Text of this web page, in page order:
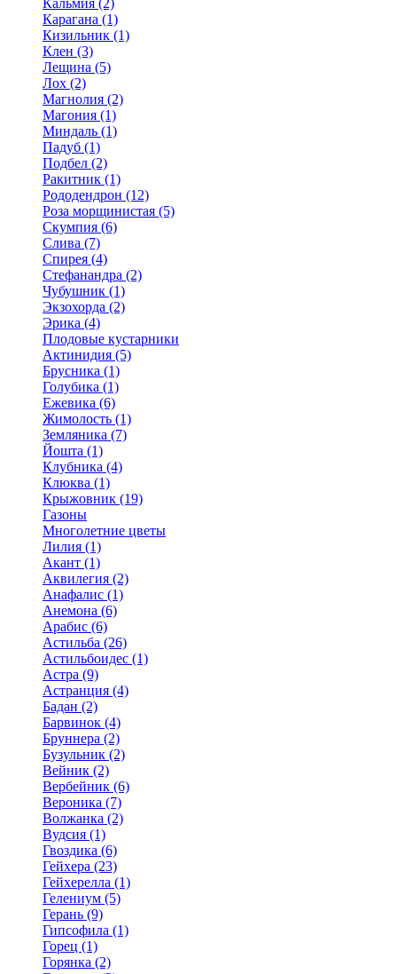
Кальмия (2)
Карагана (1)
Кизильник (1)
Клен (3)
Лещина (5)
Лох (2)
Магнолия (2)
Магония (1)
Миндаль (1)
Падуб (1)
Подбел (2)
Ракитник (1)
Рододендрон (12)
Роза морщинистая (5)
Скумпия (6)
Слива (7)
Спирея (4)
Стефанандра (2)
Чубушник (1)
Экзохорда (2)
Эрика (4)
Плодовые кустарники
Актинидия (5)
Брусника (1)
Голубика (1)
Ежевика (6)
Жимолость (1)
Земляника (7)
Йошта (1)
Клубника (4)
Клюква (1)
Крыжовник (19)
Газоны
Многолетние цветы
Лилия (1)
Акант (1)
Аквилегия (2)
Анафалис (1)
Анемона (6)
Арабис (6)
Астильба (26)
Астильбоидес (1)
Астра (9)
Астранция (4)
Бадан (2)
Барвинок (4)
Бруннера (2)
Бузульник (2)
Вейник (2)
Вербейник (6)
Вероника (7)
Волжанка (2)
Вудсия (1)
Гвоздика (6)
Гейхера (23)
Гейхерелла (1)
Гелениум (5)
Герань (9)
Гипсофила (1)
Горец (1)
Горянка (2)